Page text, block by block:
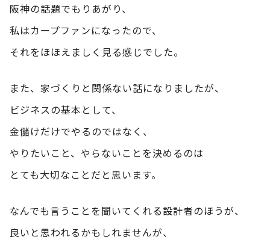
阪神の話題でもりあがり、
私はカープファンになったので、
それをほほえましく見る感じでした。
また、家づくりと関係ない話になりましたが、
ビジネスの基本として、
金儲けだけでやるのではなく、
やりたいこと、やらないことを決めるのは
とても大切なことだと思います。
なんでも言うことを聞いてくれる設計者のほうが、
良いと思われるかもしれませんが、